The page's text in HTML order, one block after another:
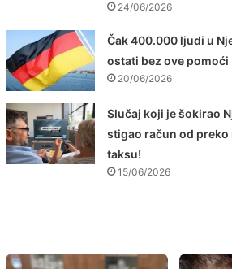
24/06/2026
Čak 400.000 ljudi u
ostati bez ove pomoći
20/06/2026
Slučaj koji je šokirao
stigao račun od preko
taksu!
15/06/2026